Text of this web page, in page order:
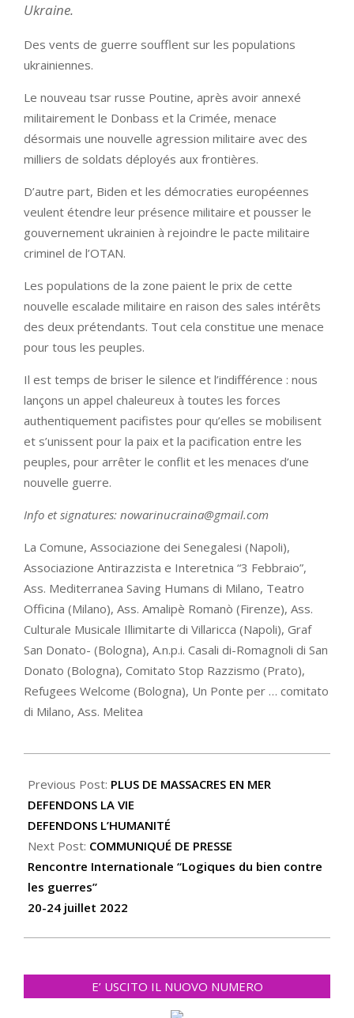
Ukraine.
Des vents de guerre soufflent sur les populations
ukrainiennes.
Le nouveau tsar russe Poutine, après avoir annexé
militairement le Donbass et la Crimée, menace
désormais une nouvelle agression militaire avec des
milliers de soldats déployés aux frontières.
D’autre part, Biden et les démocraties européennes
veulent étendre leur présence militaire et pousser le
gouvernement ukrainien à rejoindre le pacte militaire
criminel de l’OTAN.
Les populations de la zone paient le prix de cette
nouvelle escalade militaire en raison des sales intérêts
des deux prétendants. Tout cela constitue une menace
pour tous les peuples.
Il est temps de briser le silence et l’indifférence : nous
lançons un appel chaleureux à toutes les forces
authentiquement pacifistes pour qu’elles se mobilisent
et s’unissent pour la paix et la pacification entre les
peuples, pour arrêter le conflit et les menaces d’une
nouvelle guerre.
Info et signatures: nowarinucraina@gmail.com
La Comune, Associazione dei Senegalesi (Napoli),
Associazione Antirazzista e Interetnica “3 Febbraio”,
Ass. Mediterranea Saving Humans di Milano, Teatro
Officina (Milano), Ass. Amalipè Romanò (Firenze), Ass.
Culturale Musicale Illimitarte di Villaricca (Napoli), Graf
San Donato- (Bologna), A.n.p.i. Casali di-Romagnoli di San
Donato (Bologna), Comitato Stop Razzismo (Prato),
Refugees Welcome (Bologna), Un Ponte per … comitato
di Milano, Ass. Melitea
02-
18
Previous Post: PLUS DE MASSACRES EN MER
DEFENDONS LA VIE
DEFENDONS L’HUMANITÉ
Next Post: COMMUNIQUÉ DE PRESSE
Rencontre Internationale “Logiques du bien contre
les guerres”
20-24 juillet 2022
E’ USCITO IL NUOVO NUMERO